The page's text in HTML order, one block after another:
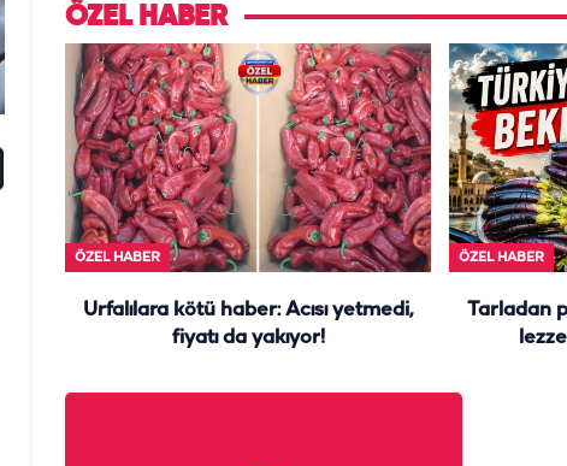
ÖZEL HABER
ÖZEL HABER
Urfalılara kötü haber: Acısı yetmedi,
fiyatı da yakıyor!
ÖZEL HABER
Tarladan